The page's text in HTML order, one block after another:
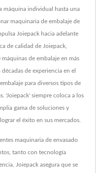
máquina individual hasta una
maquinaria de embalaje de
Joiepack hacia adelante
de calidad de Joiepack,
de embalaje en más
de experiencia en el
para diversos tipos de
'Joiepack' siempre coloca a los
gama de soluciones y
el éxito en sus mercados.
maquinaria de envasado
tanto con tecnología
Joiepack asegura que se